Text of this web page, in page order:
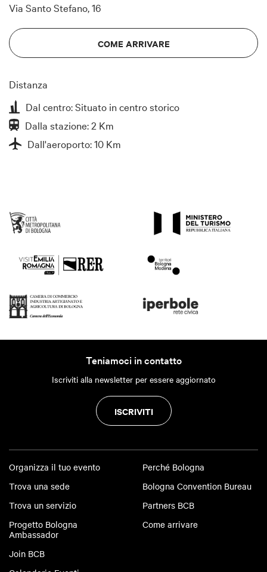
Via Santo Stefano, 16
COME ARRIVARE
Distanza
Dal centro: Situato in centro storico
Dalla stazione: 2 Km
Dall'aeroporto: 10 Km
Teniamoci in contatto
Iscriviti alla newsletter per essere aggiornato
ISCRIVITI
Organizza il tuo evento
Trova una sede
Trova un servizio
Progetto Bologna
Ambassador
Join BCB
Perché Bologna
Bologna Convention Bureau
Partners BCB
Come arrivare